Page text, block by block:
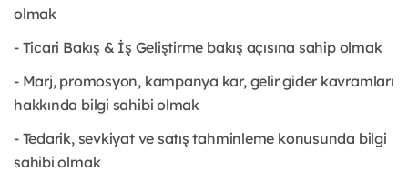
olmak
- Ticari Bakış & İş Geliştirme bakış açısına sahip olmak
- Marj, promosyon, kampanya kar, gelir gider kavramları
hakkında bilgi sahibi olmak
- Tedarik, sevkiyat ve satış tahminleme konusunda bilgi
sahibi olmak